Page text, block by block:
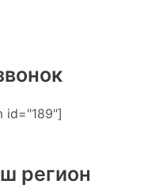
id="189"]
регион